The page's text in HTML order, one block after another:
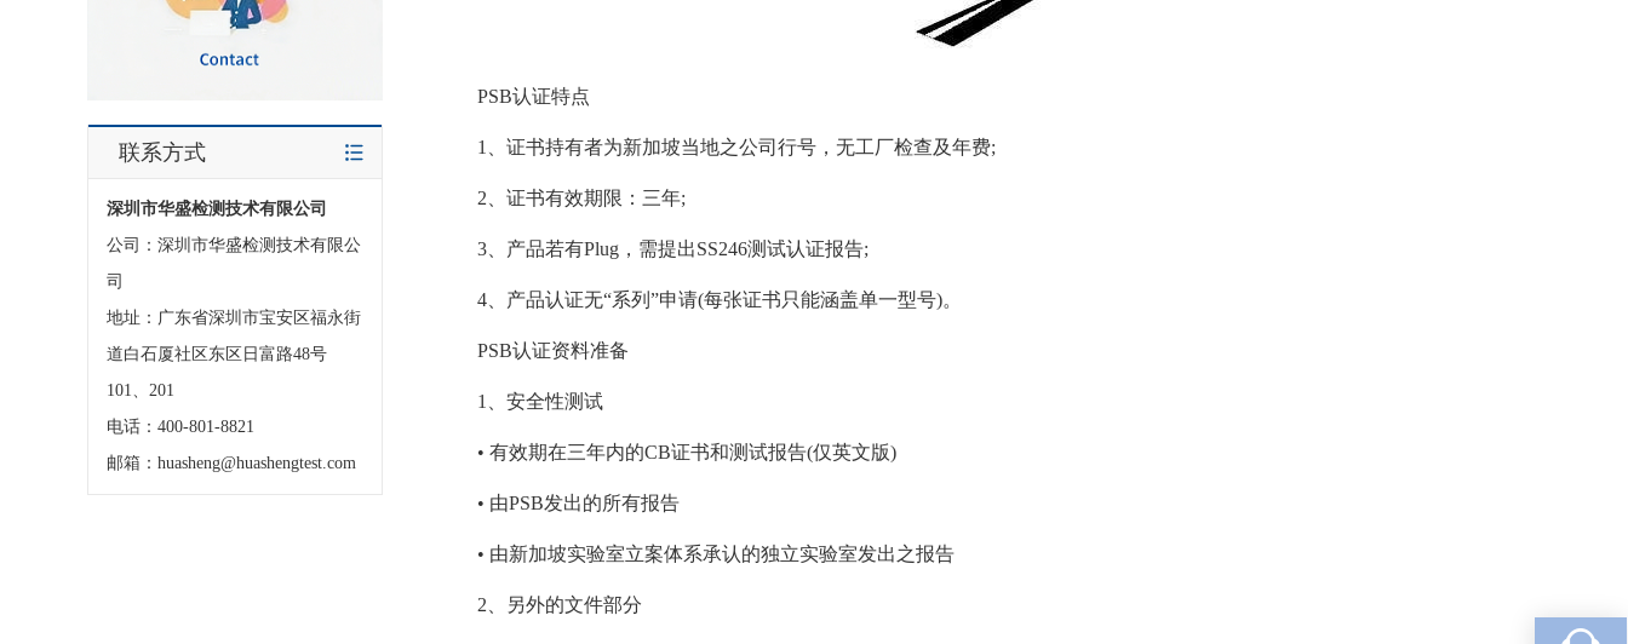
联系方式
深圳市华盛检测技术有限公司
公司：深圳市华盛检测技术有限公
司
地址：广东省深圳市宝安区福永街
道白石厦社区东区日富路48号
101、201
电话：400-801-8821
邮箱：huasheng@huashengtest.com
PSB认证特点
1、证书持有者为新加坡当地之公司行号，无工厂检查及年费;
2、证书有效期限：三年;
3、产品若有Plug，需提出SS246测试认证报告;
4、产品认证无“系列”申请(每张证书只能涵盖单一型号)。
PSB认证资料准备
1、安全性测试
• 有效期在三年内的CB证书和测试报告(仅英文版)
• 由PSB发出的所有报告
• 由新加坡实验室立案体系承认的独立实验室发出之报告
2、另外的文件部分